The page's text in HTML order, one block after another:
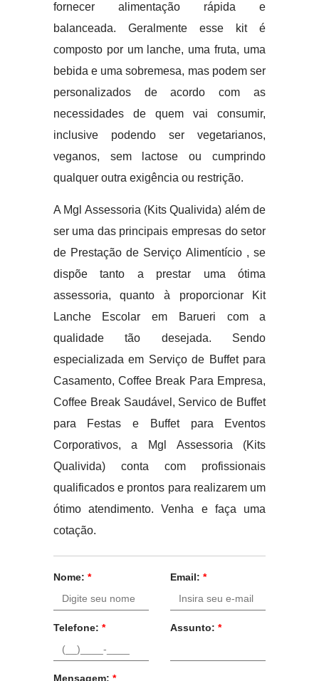
fornecer alimentação rápida e
balanceada. Geralmente esse kit é
composto por um lanche, uma fruta, uma
bebida e uma sobremesa, mas podem ser
personalizados de acordo com as
necessidades de quem vai consumir,
inclusive podendo ser vegetarianos,
veganos, sem lactose ou cumprindo
qualquer outra exigência ou restrição.
A Mgl Assessoria (Kits Qualivida) além de
ser uma das principais empresas do setor
de Prestação de Serviço Alimentício , se
dispõe tanto a prestar uma ótima
assessoria, quanto à proporcionar Kit
Lanche Escolar em Barueri com a
qualidade tão desejada. Sendo
especializada em Serviço de Buffet para
Casamento, Coffee Break Para Empresa,
Coffee Break Saudável, Servico de Buffet
para Festas e Buffet para Eventos
Corporativos, a Mgl Assessoria (Kits
Qualivida) conta com profissionais
qualificados e prontos para realizarem um
ótimo atendimento. Venha e faça uma
cotação.
Nome: * Email: *
Telefone: * Assunto: *
Mensagem: *